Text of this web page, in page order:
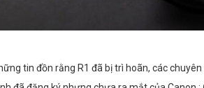
tin đồn rằng R1 đã bị trì hoãn, các